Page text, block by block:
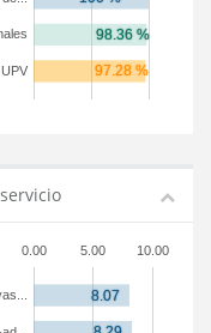
0.00 5.00 10.00